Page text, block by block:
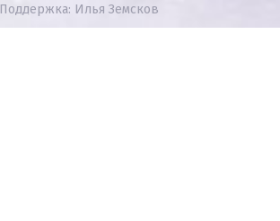
Поддержка: Илья Земсков